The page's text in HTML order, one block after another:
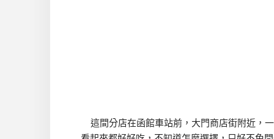
這間分店在函館車站前，大門商店街附近，